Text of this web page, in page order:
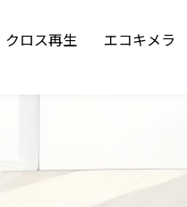
クロス再生 エコキメラ